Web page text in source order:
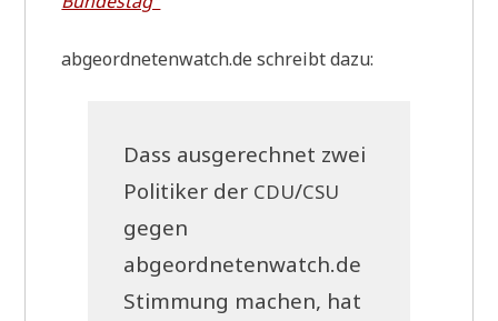
abgeordnetenwatch.de schreibt dazu:
Dass aus­ge­rech­net zwei
Poli­ti­ker der CDU/CSU
gegen
abgeordnetenwatch.de
Stim­mung machen, hat